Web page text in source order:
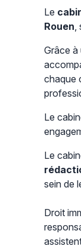
Le
Rouen,
Grâce à
chaque
Le
Le
sein de
Droit